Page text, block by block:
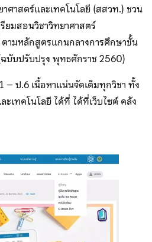
ศาสตร์และเทคโนโลยี (สสวท.) ชวน
มสอนวิชาวิทยาศาสตร์
ามหลักสูตรแกนกลางการศึกษาขั้น
บับปรับปรุง พุทธศักราช 2560)
ป.6 เนื้อหาแน่นจัดเต็มทุกวิชา ทั้ง
เทคโนโลยี ได้ที่ ได้ที่เว็บไซต์ คลัง